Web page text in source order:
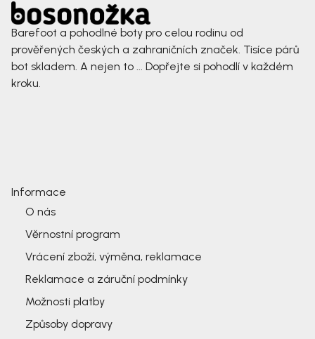
Barefoot a pohodlné boty pro celou rodinu od
prověřených českých a zahraničních značek. Tisíce párů
bot skladem. A nejen to ... Dopřejte si pohodlí v každém
kroku.
Informace
O nás
Věrnostní program
Vrácení zboží, výměna, reklamace
Reklamace a záruční podmínky
Možnosti platby
Způsoby dopravy